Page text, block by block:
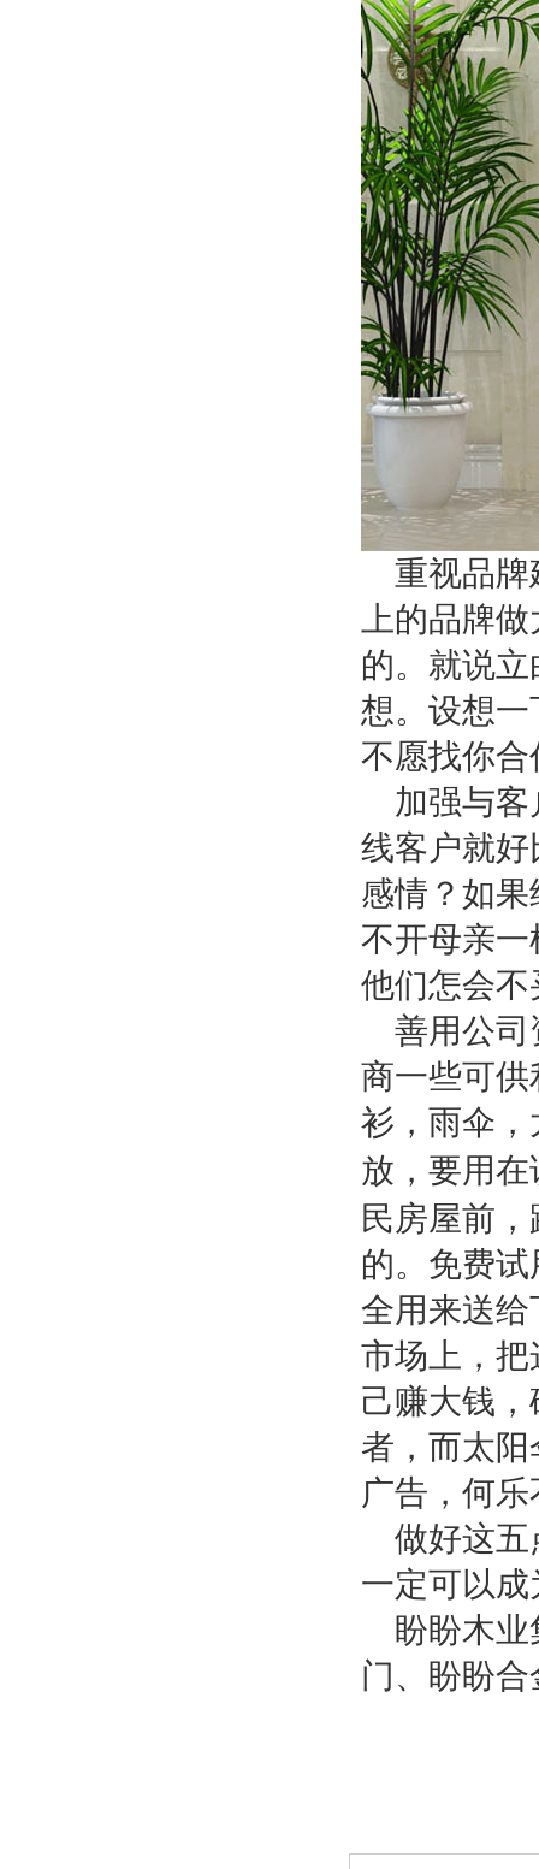
重视品牌
上的品牌
的。就说
想。设想
不愿找你
加强与
线客户就
感情？如
不开母亲
他们怎会
善用公司
商一些可
衫，雨伞
放，要用
民房屋前
的。免费
全用来送
市场上，
己赚大钱
者，而太
广告，何
做好这五
一定可以
盼盼木
门、盼盼